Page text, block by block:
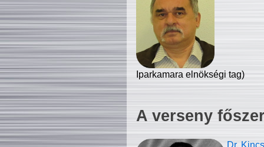
Iparkamara elnökségi tag)
A verseny
Dr.